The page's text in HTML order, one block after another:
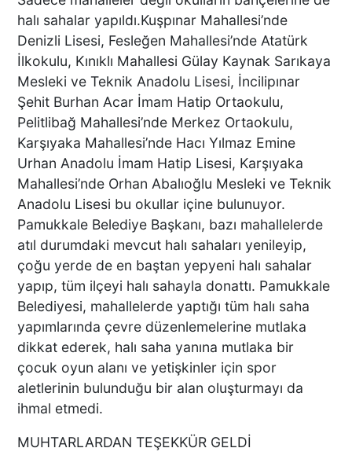
UMUDU ALTUNTAŞ
BAHARAT ŞENLİKTE DE
YANLARINDAYDI
İKİ KADINA KURŞUN
YAĞDIRAN ŞÜPHELİNİN
KAÇIŞ ANLARI ORTAYA
ÇIKTI
TÜRKİYE BU SÖZLERLE
YIKILDI: "BEBEĞİME SİPER
OLDU"
Acısı 10 Yıldır Dinmeyen
Anne: "Kızımı 'Barışacağız'
Diyerek Evden Götürdü"
INTERPACK ÇIKARMASI DTO
ÜYESİ 38 FİRMA, FUARDA
halı sahalar yapıldı.Kuşpınar Mahallesi’nde
Denizli Lisesi, Fesleğen Mahallesi’nde Atatürk
İlkokulu, Kınıklı Mahallesi Gülay Kaynak Sarıkaya
Mesleki ve Teknik Anadolu Lisesi, İncilipınar
Şehit Burhan Acar İmam Hatip Ortaokulu,
Pelitlibağ Mahallesi’nde Merkez Ortaokulu,
Karşıyaka Mahallesi’nde Hacı Yılmaz Emine
Urhan Anadolu İmam Hatip Lisesi, Karşıyaka
Mahallesi’nde Orhan Abalıoğlu Mesleki ve Teknik
Anadolu Lisesi bu okullar içine bulunuyor.
Pamukkale Belediye Başkanı, bazı mahallelerde
atıl durumdaki mevcut halı sahaları yenileyip,
çoğu yerde de en baştan yepyeni halı sahalar
yapıp, tüm ilçeyi halı sahayla donattı. Pamukkale
Belediyesi, mahallelerde yaptığı tüm halı saha
yapımlarında çevre düzenlemelerine mutlaka
dikkat ederek, halı saha yanına mutlaka bir
çocuk oyun alanı ve yetişkinler için spor
aletlerinin bulunduğu bir alan oluşturmayı da
ihmal etmedi.
MUHTARLARDAN TEŞEKKÜR GELDİ